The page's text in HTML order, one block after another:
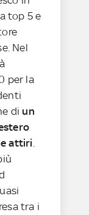
top 5 e
Nel
per la
diun
attiri
tra i